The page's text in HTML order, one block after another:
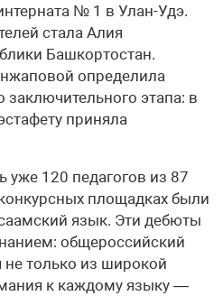
№ 1 в Улан-Удэ.
стала Алия
Башкортостан.
определила
этапа: в
приняла
уже 120 педагогов из 87
площадках были
язык. Эти дебюты
общероссийский
только из широкой
к каждому языку —